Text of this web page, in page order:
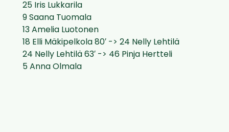
25 Iris Lukkarila
9 Saana Tuomala
13 Amelia Luotonen
18 Elli Mäkipelkola 80′ -> 24 Nelly Lehtilä
24 Nelly Lehtilä 63′ -> 46 Pinja Hertteli
5 Anna Olmala